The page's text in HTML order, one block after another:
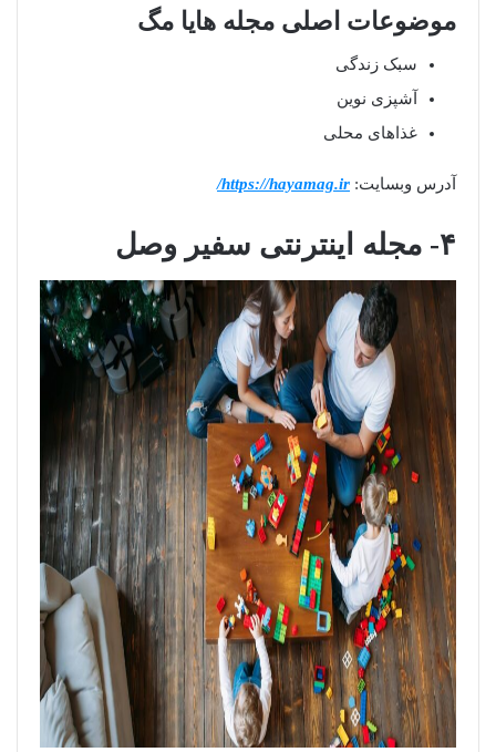
موضوعات اصلی مجله هایا مگ
سبک زندگی
آشپزی نوین
غذاهای محلی
آدرس وبسایت: https://hayamag.ir/
۴- مجله اینترنتی سفیر وصل